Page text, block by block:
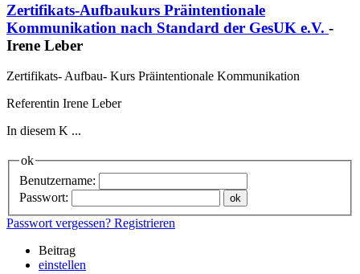
Zertifikats-Aufbaukurs Präintentionale
Kommunikation nach Standard der GesUK e.V. -
Irene Leber
Zertifikats- Aufbau- Kurs Präintentionale Kommunikation
Referentin Irene Leber
In diesem K ...
ok
Benutzername:
Passwort:
Passwort vergessen? Registrieren
Beitrag
einstellen